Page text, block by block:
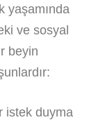
yaşamında
ve sosyal
beyin
istek duyma